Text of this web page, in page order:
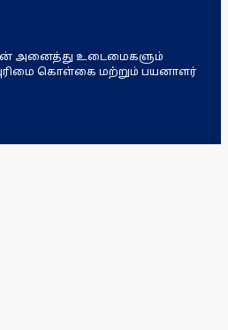
அனைத்து உடைமைகளும்
கொள்கை மற்றும் பயனாளர்